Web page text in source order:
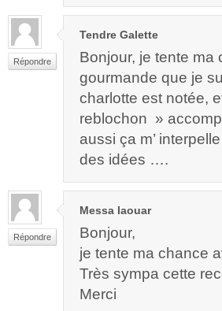
Répondre
Tendre Galette
Bonjour, je tente
gourmande que je
charlotte est notée,
reblochon »
aussi ça m’
des idées ….
Répondre
Messa laouar
Bonjour,
je tente ma chance
Très sympa cette
Merci